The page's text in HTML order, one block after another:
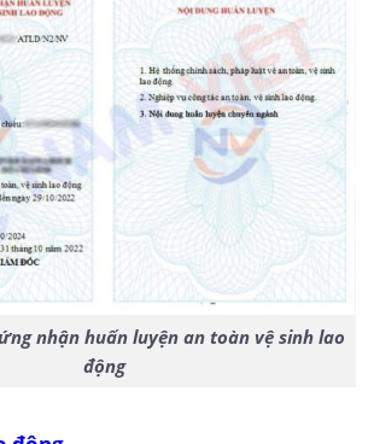
nhận huấn luyện an toàn vệ sinh lao
động